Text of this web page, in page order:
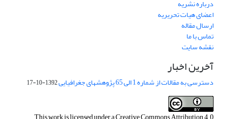
درباره نشریه
اعضای هیات تحریریه
ارسال مقاله
تماس با ما
نقشه سایت
آخرین اخبار
دسترسی به مقالات از شماره 1 الی 65 پژوهشهای جغرافیایی 1392-10-17